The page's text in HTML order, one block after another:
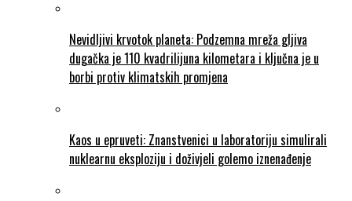
Nevidljivi krvotok planeta: Podzemna mreža gljiva
dugačka je 110 kvadrilijuna kilometara i ključna je u
borbi protiv klimatskih promjena
Kaos u epruveti: Znanstvenici u laboratoriju simulirali
nuklearnu eksploziju i doživjeli golemo iznenađenje